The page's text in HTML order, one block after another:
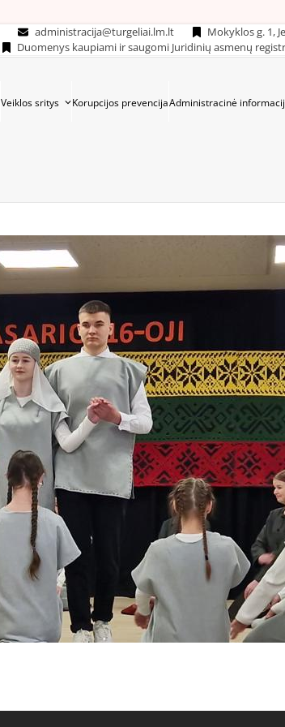
administracija@turgeliai.lm.lt
Mokyklos g. 1,
Duomenys kaupiami ir saugomi Juridinių asmenų
Veiklos sritys Korupcijos prevencijaAdministracinė